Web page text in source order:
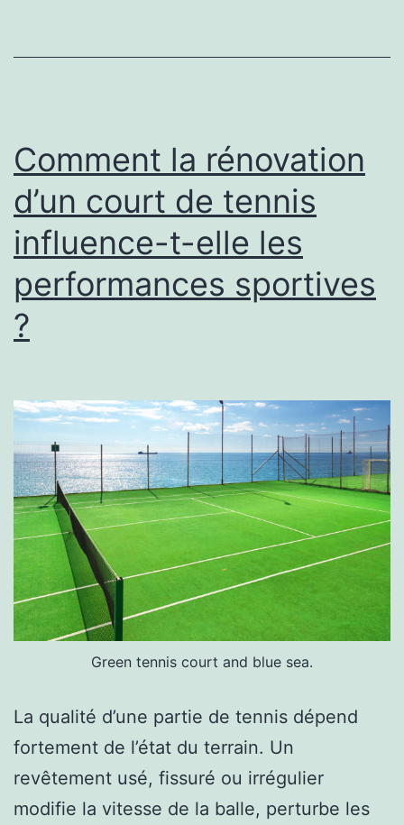
meilleures
conditions
de
jeu
?
Comment la rénovation
d’un court de tennis
influence-t-elle les
performances sportives
?
Green tennis court and blue sea.
La qualité d’une partie de tennis dépend
fortement de l’état du terrain. Un
revêtement usé, fissuré ou irrégulier
modifie la vitesse de la balle, perturbe les